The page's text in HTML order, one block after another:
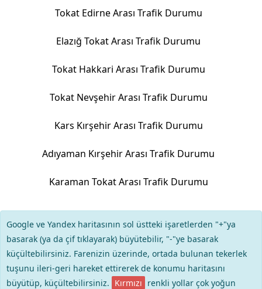
Tokat Edirne Arası Trafik Durumu
Elazığ Tokat Arası Trafik Durumu
Tokat Hakkari Arası Trafik Durumu
Tokat Nevşehir Arası Trafik Durumu
Kars Kırşehir Arası Trafik Durumu
Adıyaman Kırşehir Arası Trafik Durumu
Karaman Tokat Arası Trafik Durumu
Google ve Yandex haritasının sol üstteki işaretlerden "+"ya
basarak (ya da çif tıklayarak) büyütebilir, "-"ye basarak
küçültebilirsiniz. Farenizin üzerinde, ortada bulunan tekerlek
tuşunu ileri-geri hareket ettirerek de konumu haritasını
büyütüp, küçültebilirsiniz. Kırmızı renkli yollar çok yoğun